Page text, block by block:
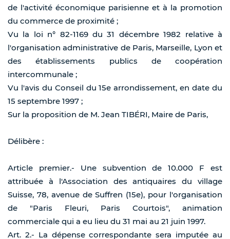
de l'activité économique parisienne et à la promotion
du commerce de proximité ;
Vu la loi n° 82-1169 du 31 décembre 1982 relative à
l'organisation administrative de Paris, Marseille, Lyon et
des établissements publics de coopération
intercommunale ;
Vu l'avis du Conseil du 15e arrondissement, en date du
15 septembre 1997 ;
Sur la proposition de M. Jean TIBÉRI, Maire de Paris,
Délibère :
Article premier.- Une subvention de 10.000 F est
attribuée à l'Association des antiquaires du village
Suisse, 78, avenue de Suffren (15e), pour l'organisation
de "Paris Fleuri, Paris Courtois", animation
commerciale qui a eu lieu du 31 mai au 21 juin 1997.
Art. 2.- La dépense correspondante sera imputée au